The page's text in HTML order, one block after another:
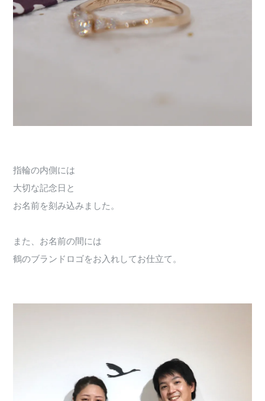
指輪の内側には
大切な記念日と
お名前を刻み込みました。
また、お名前の間には
鶴のブランドロゴをお入れしてお仕立て。